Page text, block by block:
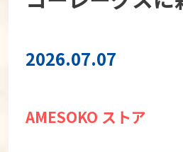
2026.07.07
AMESOKO ストア